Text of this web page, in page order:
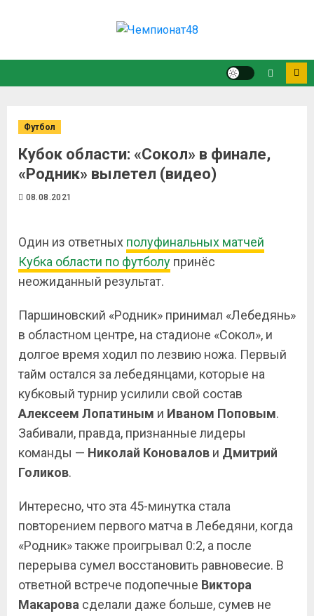
Футбол
Кубок области: «Сокол» в финале,
«Родник» вылетел (видео)
08.08.2021
Один из ответных полуфинальных матчей
Кубка области по футболу принёс
неожиданный результат.
Паршиновский «Родник» принимал «Лебедянь»
в областном центре, на стадионе «Сокол», и
долгое время ходил по лезвию ножа. Первый
тайм остался за лебедянцами, которые на
кубковый турнир усилили свой состав
Алексеем Лопатиным и Иваном Поповым.
Забивали, правда, признанные лидеры
команды — Николай Коновалов и Дмитрий
Голиков.
Интересно, что эта 45-минутка стала
повторением первого матча в Лебедяни, когда
«Родник» также проигрывал 0:2, а после
перерыва сумел восстановить равновесие. В
ответной встрече подопечные Виктора
Макарова сделали даже больше, сумев не